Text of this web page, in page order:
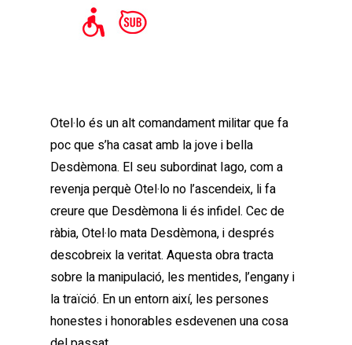
Otel·lo és un alt comandament militar que fa
poc que s’ha casat amb la jove i bella
Desdèmona. El seu subordinat Iago, com a
revenja perquè Otel·lo no l’ascendeix, li fa
creure que Desdèmona li és infidel. Cec de
ràbia, Otel·lo mata Desdèmona, i després
descobreix la veritat. Aquesta obra tracta
sobre la manipulació, les mentides, l’engany i
la traïció. En un entorn així, les persones
honestes i honorables esdevenen una cosa